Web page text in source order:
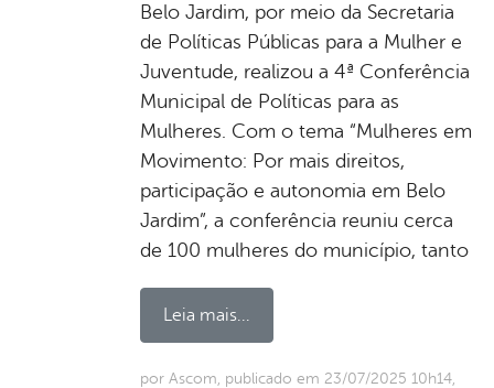
Belo Jardim, por meio da Secretaria
de Políticas Públicas para a Mulher e
Juventude, realizou a 4ª Conferência
Municipal de Políticas para as
Mulheres. Com o tema “Mulheres em
Movimento: Por mais direitos,
participação e autonomia em Belo
Jardim”, a conferência reuniu cerca
de 100 mulheres do município, tanto
Leia mais...
por Ascom, publicado em 23/07/2025 10h14,